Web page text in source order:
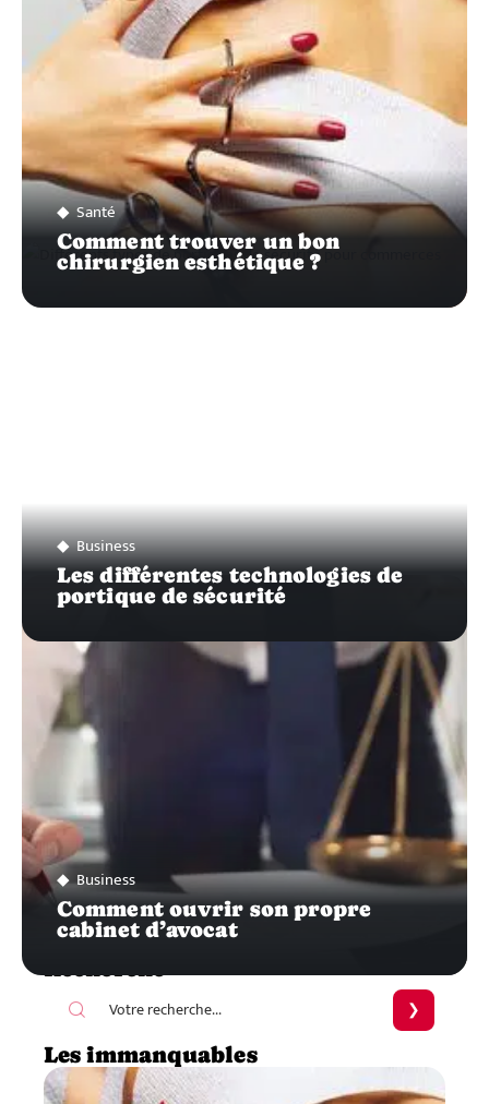
Santé
Comment trouver un bon
chirurgien esthétique ?
Business
Les différentes technologies de
portique de sécurité
Business
Comment ouvrir son propre
cabinet d’avocat
Recherche
Les immanquables